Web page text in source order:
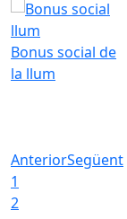
Bonus social de
la llum
AnteriorSegüent
1
2